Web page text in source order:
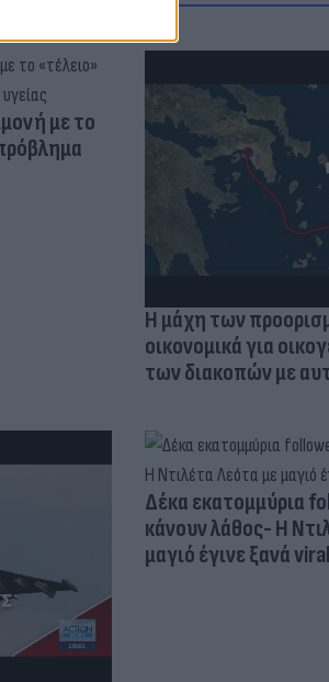
με το
Η μάχη των
οικονομικά για
των διακοπών με
Δέκα εκατομμύρια
κάνουν λάθος- Η
μαγιό έγινε ξανά